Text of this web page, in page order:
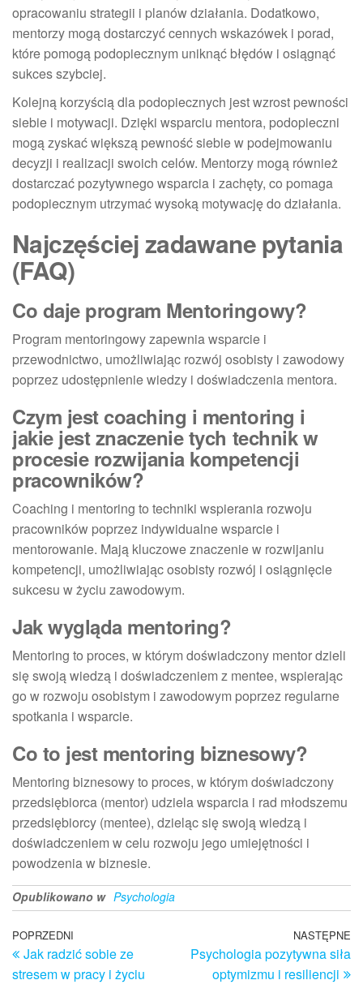
opracowaniu strategii i planów działania. Dodatkowo,
mentorzy mogą dostarczyć cennych wskazówek i porad,
które pomogą podopiecznym uniknąć błędów i osiągnąć
sukces szybciej.
Kolejną korzyścią dla podopiecznych jest wzrost pewności
siebie i motywacji. Dzięki wsparciu mentora, podopieczni
mogą zyskać większą pewność siebie w podejmowaniu
decyzji i realizacji swoich celów. Mentorzy mogą również
dostarczać pozytywnego wsparcia i zachęty, co pomaga
podopiecznym utrzymać wysoką motywację do działania.
Najczęściej zadawane pytania
(FAQ)
Co daje program Mentoringowy?
Program mentoringowy zapewnia wsparcie i
przewodnictwo, umożliwiając rozwój osobisty i zawodowy
poprzez udostępnienie wiedzy i doświadczenia mentora.
Czym jest coaching i mentoring i
jakie jest znaczenie tych technik w
procesie rozwijania kompetencji
pracowników?
Coaching i mentoring to techniki wspierania rozwoju
pracowników poprzez indywidualne wsparcie i
mentorowanie. Mają kluczowe znaczenie w rozwijaniu
kompetencji, umożliwiając osobisty rozwój i osiągnięcie
sukcesu w życiu zawodowym.
Jak wygląda mentoring?
Mentoring to proces, w którym doświadczony mentor dzieli
się swoją wiedzą i doświadczeniem z mentee, wspierając
go w rozwoju osobistym i zawodowym poprzez regularne
spotkania i wsparcie.
Co to jest mentoring biznesowy?
Mentoring biznesowy to proces, w którym doświadczony
przedsiębiorca (mentor) udziela wsparcia i rad młodszemu
przedsiębiorcy (mentee), dzieląc się swoją wiedzą i
doświadczeniem w celu rozwoju jego umiejętności i
powodzenia w biznesie.
Opublikowano w Psychologia
Nawigacja
wpisu
Poprzedni
wpis
POPRZEDNI
Jak radzić sobie ze
stresem w pracy i życiu
NASTĘPNE
Psychologia pozytywna siła
optymizmu i resiliencji